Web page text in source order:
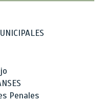
Penales